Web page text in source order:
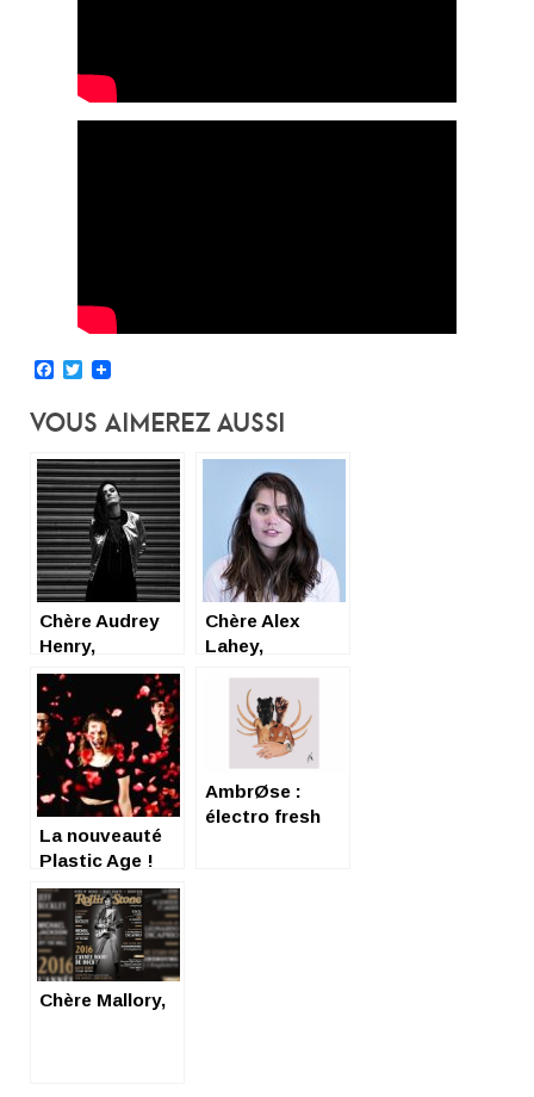
Facebook
Twitter
Vous Aimerez Aussi
Chère Audrey
Henry,
Chère Alex
Lahey,
La nouveauté
Plastic Age !
AmbrØse :
électro fresh
Chère Mallory,